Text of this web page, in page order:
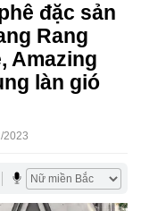
đặc sản
Rang
Amazing
làn gió
2023